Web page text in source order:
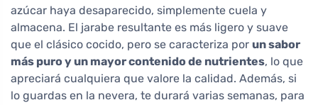
azúcar haya desaparecido, simplemente cuela y
almacena. El jarabe resultante es más ligero y suave
que el clásico cocido, pero se caracteriza por un sabor
más puro y un mayor contenido de nutrientes, lo que
apreciará cualquiera que valore la calidad. Además, si
lo guardas en la nevera, te durará varias semanas, para